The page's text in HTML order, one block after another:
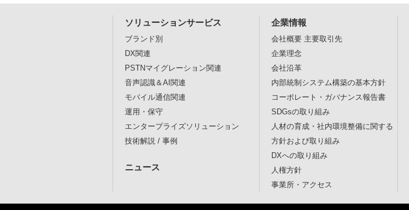
ソリューションサービス
ブランド別
DX関連
PSTNマイグレーション関連
音声認識＆AI関連
モバイル通信関連
運用・保守
エンタープライズソリューション
技術解説 / 事例
ニュース
企業情報
会社概要 主要取引先
企業理念
会社沿革
内部統制システム構築の基本方針
コーポレート・ガバナンス報告書
SDGsの取り組み
人材の育成・社内環境整備に関する
方針および取り組み
DXへの取り組み
人権方針
事業所・アクセス